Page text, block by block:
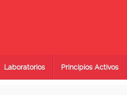
Laboratorios Principios Activos